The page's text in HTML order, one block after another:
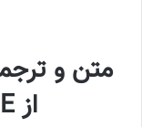
از ZEROBASEONE